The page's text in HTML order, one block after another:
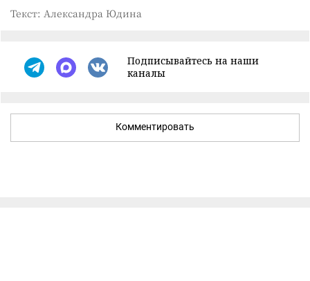
Текст: Александра Юдина
Подписывайтесь на наши
каналы
Комментировать